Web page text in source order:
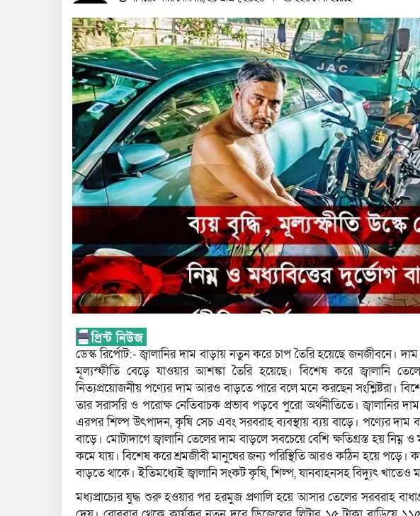
ডেস্ক রির্পোট:- জ্বালানির দাম বাড়ায় নতুন করে চাপ তৈরি হয়েছে জনজীবনে। দাম
মূল্যস্ফীতি বেড়ে যাওয়ার আশঙ্কা তৈরি হয়েছে। বিশেষ করে জ্বালানি
নিত্যপ্রয়োজনীয় পণ্যের দাম আরও বাড়তে পারে বলে মনে করছেন সংশ্লিষ্টরা।
তার সরাসরি ও পরোক্ষ নেতিবাচক প্রভাব পড়বে পুরো অর্থনীতিতে। জ্বালানির
এরপর শিল্প উৎপাদন, কৃষি সেচ এবং সরবরাহ ব্যবস্থায় ব্যয় বাড়ে। পণ্যের
বাড়ে। মোটাদাগে জ্বালানি তেলের দাম বাড়লে সবচেয়ে বেশি ক্ষতিগ্রস্ত হয় নিম্ন
কমে যায়। বিশেষ করে শ্রমজীবী মানুষের জন্য পরিস্থিতি আরও কঠিন হয়ে পড়ে।
বাড়তে থাকে। ইতিমধ্যেই জ্বালানি সংকট কৃষি, শিল্প, যানবাহনসহ বিদ্যুৎ খাতেও
মধ্যপ্রাচ্যের যুদ্ধ শুরু হওয়ার পর হরমুজ প্রণালি হয়ে আসার তেলের সরবরাহ